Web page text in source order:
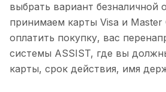
выбрать вариант безналичной
принимаем карты Visa и Master
оплатить покупку, вас
системы ASSIST, где вы
карты, срок действия, имя